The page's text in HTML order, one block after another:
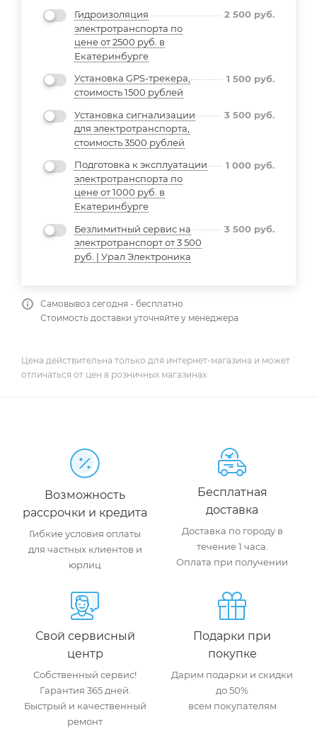
Гидроизоляция
электротранспорта по
цене от 2500 руб. в
Екатеринбурге
2 500 руб.
Установка GPS-трекера,
стоимость 1500 рублей
1 500 руб.
Установка сигнализации
для электротранспорта,
стоимость 3500 рублей
3 500 руб.
Подготовка к эксплуатации
электротранспорта по
цене от 1000 руб. в
Екатеринбурге
1 000 руб.
Безлимитный сервис на
электротранспорт от 3 500
руб. | Урал Электроника
3 500 руб.
Самовывоз сегодня - бесплатно
Стоимость доставки уточняйте у менеджера
Цена действительна только для интернет-магазина и может
отличаться от цен в розничных магазинах
Возможность
рассрочки и кредита
Гибкие условия оплаты
для частных клиентов и
юрлиц
Бесплатная
доставка
Доставка по городу в
течение 1 часа.
Оплата при получении
Свой сервисный
центр
Собственный сервис!
Гарантия 365 дней.
Быстрый и качественный
ремонт
Подарки при
покупке
Дарим подарки и скидки
до 50%
всем покупателям